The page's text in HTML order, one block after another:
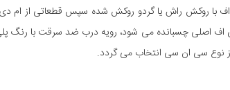
با روکش راش یا گردو روکش شده سپس قطعاتی از ام
اف اصلی چسبانده می شود، رویه درب ضد سرقت با رنگ
نوع سی ان سی انتخاب می گردد.